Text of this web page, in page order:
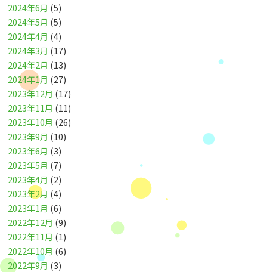
2024年6月 (5)
2024年5月 (5)
2024年4月 (4)
2024年3月 (17)
2024年2月 (13)
2024年1月 (27)
2023年12月 (17)
2023年11月 (11)
2023年10月 (26)
2023年9月 (10)
2023年6月 (3)
2023年5月 (7)
2023年4月 (2)
2023年2月 (4)
2023年1月 (6)
2022年12月 (9)
2022年11月 (1)
2022年10月 (6)
2022年9月 (3)